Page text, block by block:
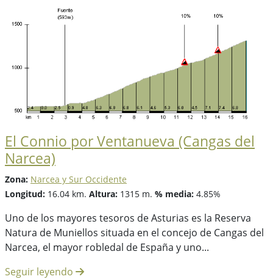
El Connio por Ventanueva (Cangas del
Narcea)
Zona: Narcea y Sur Occidente
Longitud: 16.04 km. Altura: 1315 m. % media: 4.85%
Uno de los mayores tesoros de Asturias es la Reserva
Natura de Muniellos situada en el concejo de Cangas del
Narcea, el mayor robledal de España y uno...
Seguir leyendo